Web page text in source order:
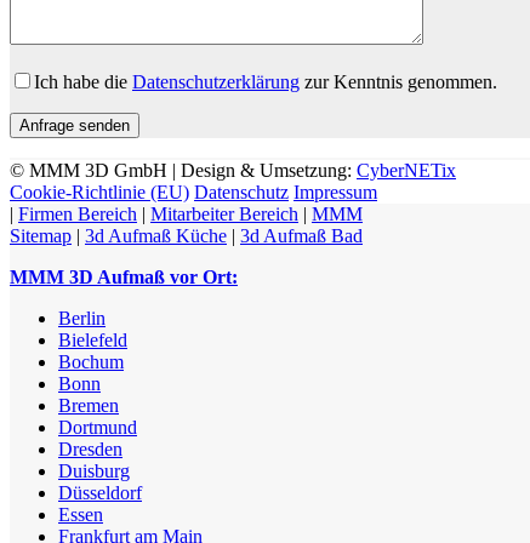
Bitte lasse dieses Feld leer.
Ich habe die Datenschutzerklärung zur Kenntnis genommen.
© MMM 3D GmbH | Design & Umsetzung: CyberNETix
Cookie-Richtlinie (EU) Datenschutz Impressum
| Firmen Bereich | Mitarbeiter Bereich | MMM
Sitemap | 3d Aufmaß Küche | 3d Aufmaß Bad
MMM 3D Aufmaß vor Ort:
Berlin
Bielefeld
Bochum
Bonn
Bremen
Dortmund
Dresden
Duisburg
Düsseldorf
Essen
Frankfurt am Main